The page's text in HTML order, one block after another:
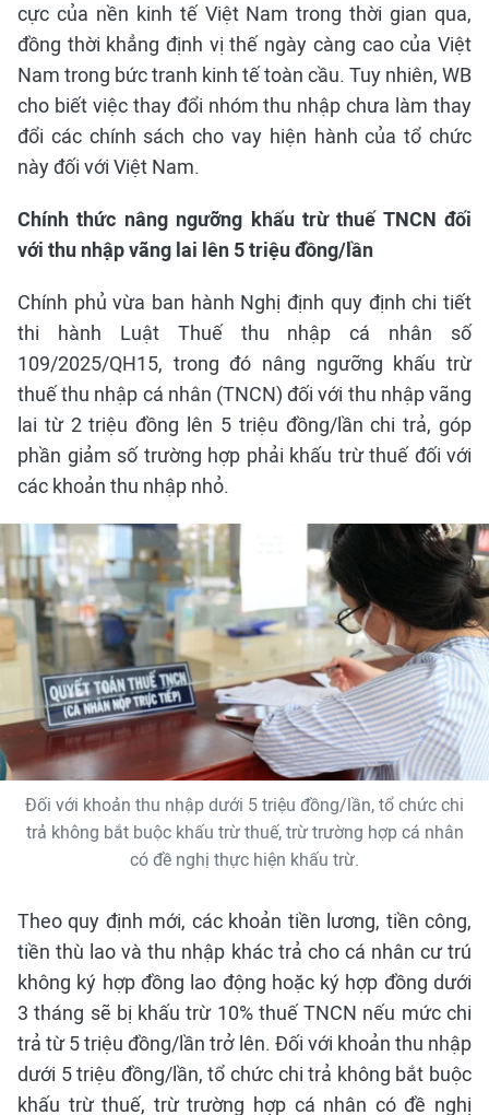
cực của nền kinh tế Việt Nam trong thời gian qua,
đồng thời khẳng định vị thế ngày càng cao của Việt
Nam trong bức tranh kinh tế toàn cầu. Tuy nhiên, WB
cho biết việc thay đổi nhóm thu nhập chưa làm thay
đổi các chính sách cho vay hiện hành của tổ chức
này đối với Việt Nam.
Chính thức nâng ngưỡng khấu trừ thuế TNCN đối
với thu nhập vãng lai lên 5 triệu đồng/lần
Chính phủ vừa ban hành Nghị định quy định chi tiết
thi hành Luật Thuế thu nhập cá nhân số
109/2025/QH15, trong đó nâng ngưỡng khấu trừ
thuế thu nhập cá nhân (TNCN) đối với thu nhập vãng
lai từ 2 triệu đồng lên 5 triệu đồng/lần chi trả, góp
phần giảm số trường hợp phải khấu trừ thuế đối với
các khoản thu nhập nhỏ.
Đối với khoản thu nhập dưới 5 triệu đồng/lần, tổ chức chi
trả không bắt buộc khấu trừ thuế, trừ trường hợp cá nhân
có đề nghị thực hiện khấu trừ.
Theo quy định mới, các khoản tiền lương, tiền công,
tiền thù lao và thu nhập khác trả cho cá nhân cư trú
không ký hợp đồng lao động hoặc ký hợp đồng dưới
3 tháng sẽ bị khấu trừ 10% thuế TNCN nếu mức chi
trả từ 5 triệu đồng/lần trở lên. Đối với khoản thu nhập
dưới 5 triệu đồng/lần, tổ chức chi trả không bắt buộc
khấu trừ thuế, trừ trường hợp cá nhân có đề nghị